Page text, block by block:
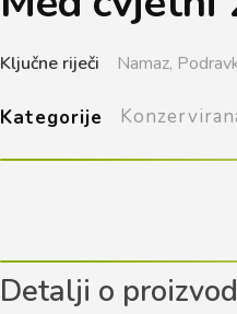
Ključne riječi Namaz,
Kategorije
Detalji o